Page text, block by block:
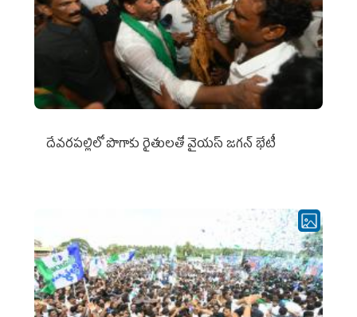
దేవరపల్లిలో పొగాకు రైతులతో వైయస్ జగన్ భేటీ